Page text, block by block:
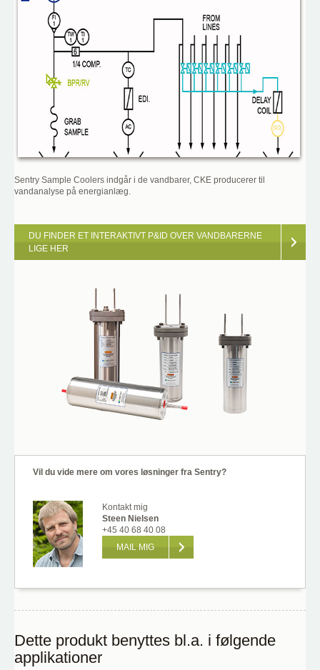
Sentry Sample Coolers indgår i de vandbarer, CKE producerer til
vandanalyse på energianlæg.
DU FINDER ET INTERAKTIVT P&ID OVER VANDBARERNE
LIGE HER
Vil du vide mere om vores løsninger fra Sentry?
Kontakt mig
Steen Nielsen
+45 40 68 40 08
MAIL MIG
Dette produkt benyttes bl.a. i følgende
applikationer